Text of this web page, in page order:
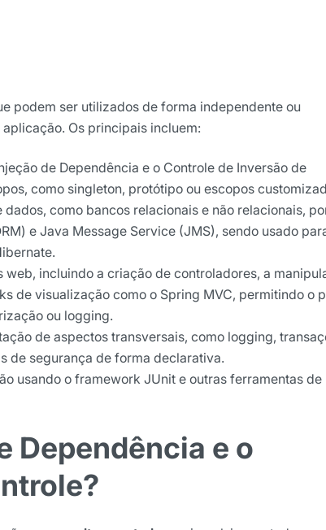
podem ser utilizados de forma independente ou
Os principais incluem:
de Dependência e o Controle de Inversão de
como singleton, protótipo ou escopos
como bancos relacionais e não relacionais,
e Java Message Service (JMS), sendo usado
incluindo a criação de controladores, a
de visualização como o Spring MVC, permitindo o
ou logging.
de aspectos transversais, como logging,
de segurança de forma declarativa.
usando o framework JUnit e outras ferramentas de
Dependência e o